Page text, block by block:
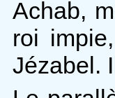
Achab,
roi
Jézabel.